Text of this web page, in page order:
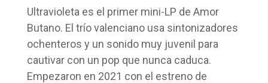
Ultravioleta es el primer mini-LP de Amor
Butano. El trío valenciano usa sintonizadores
ochenteros y un sonido muy juvenil para
cautivar con un pop que nunca caduca.
Empezaron en 2021 con el estreno de